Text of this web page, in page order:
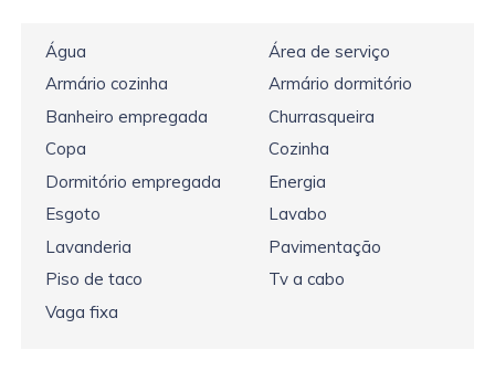
Água
Área de serviço
Armário cozinha
Armário dormitório
Banheiro empregada
Churrasqueira
Copa
Cozinha
Dormitório empregada
Energia
Esgoto
Lavabo
Lavanderia
Pavimentação
Piso de taco
Tv a cabo
Vaga fixa